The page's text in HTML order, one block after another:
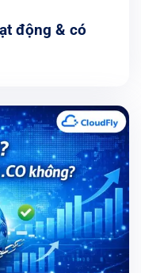
động & có